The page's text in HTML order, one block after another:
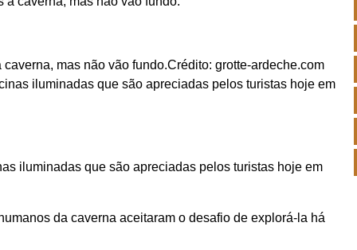
mas não vão fundo.Crédito: grotte-ardeche.com
iluminadas que são apreciadas pelos turistas hoje em
da caverna aceitaram o desafio de explorá-la há